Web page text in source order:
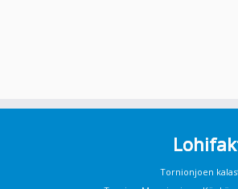
Tornionjoen